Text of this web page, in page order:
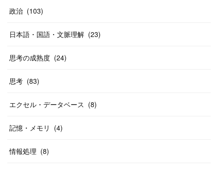
政治 (103)
日本語・国語・文脈理解 (23)
思考の成熟度 (24)
思考 (83)
エクセル・データベース (8)
記憶・メモリ (4)
情報処理 (8)